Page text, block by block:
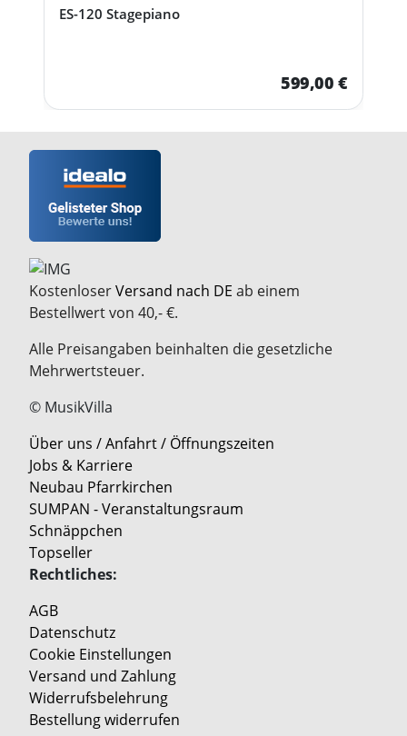
ES-120 Stagepiano
599,00 €
KostenloserVersand nach DE ab einem
Bestellwert von 40,- €.
Alle Preisangaben beinhalten die gesetzliche
Mehrwertsteuer.
© MusikVilla
Über uns / Anfahrt / Öffnungszeiten
Jobs & Karriere
Neubau Pfarrkirchen
SUMPAN - Veranstaltungsraum
Schnäppchen
Topseller
Rechtliches:
AGB
Datenschutz
Cookie Einstellungen
Versand und Zahlung
Widerrufsbelehrung
Bestellung widerrufen